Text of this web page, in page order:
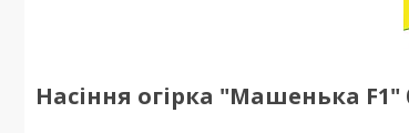
Насіння огірка "Машенька F1"